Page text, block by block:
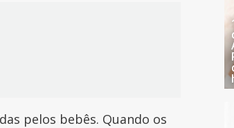
pelos bebês. Quando os